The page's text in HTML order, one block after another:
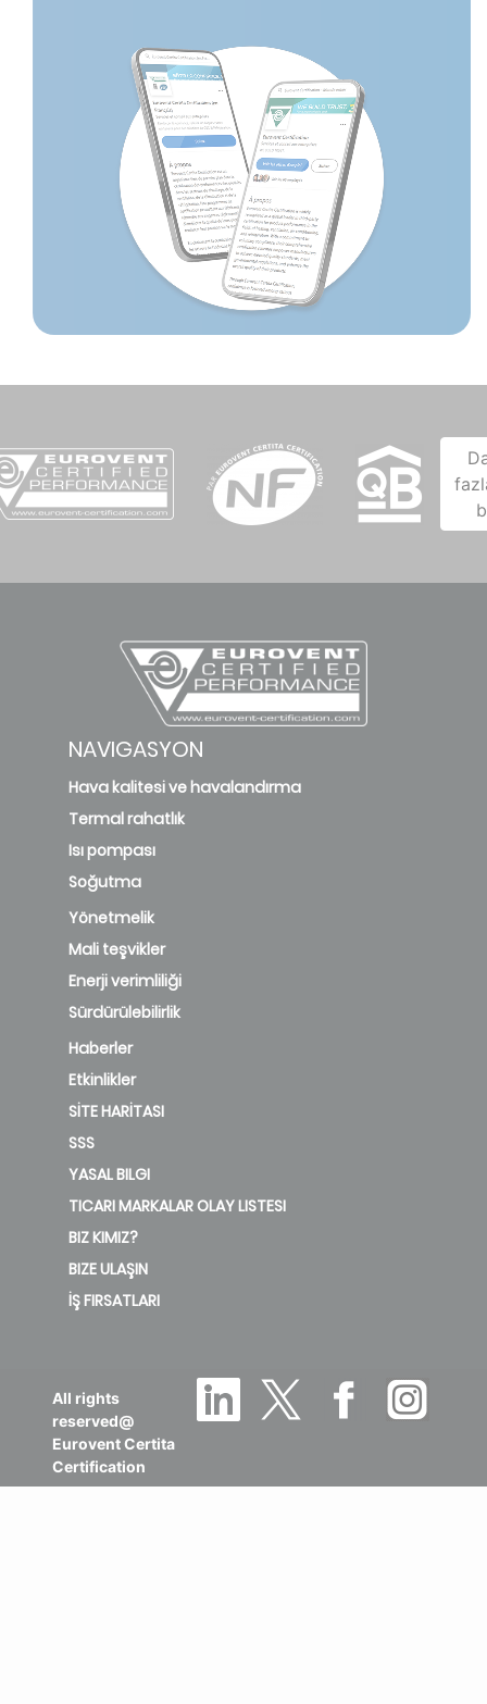
NAVIGASYON
Hava kalitesi ve havalandırma
Termal rahatlık
Isı pompası
Soğutma
Yönetmelik
Mali teşvikler
Enerji verimliliği
Sürdürülebilirlik
Haberler
Etkinlikler
SİTE HARİTASI
SSS
YASAL BILGI
TICARI MARKALAR OLAY LISTESI
BIZ KIMIZ?
BIZE ULAŞIN
İŞ FIRSATLARI
All rights
reserved@
Eurovent Certita
Certification